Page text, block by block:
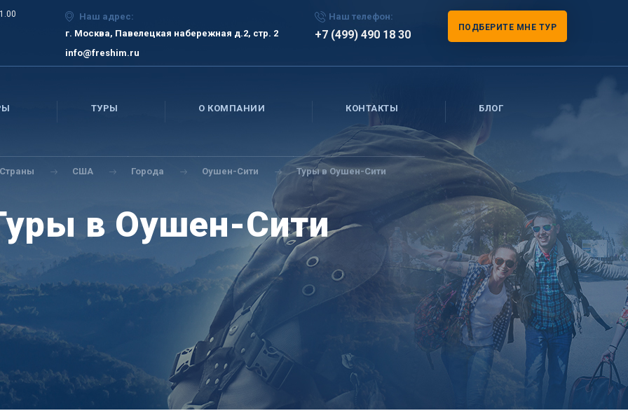
Наш адрес:
г. Москва, Павелецкая набережная д.2, стр. 2
info@freshim.ru
Наш телефон:
+7 (499) 490 18 30
ПОДБЕРИТЕ МНЕ ТУР
ТУРЫ О КОМПАНИИ КОНТАКТЫ БЛОГ
Страны США Города Оушен-Сити Туры в Оушен-Сити
в Оушен-Сити